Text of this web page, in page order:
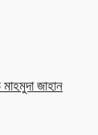
মাহমুদা জাহান